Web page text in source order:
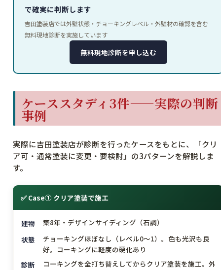
で確実に判断します
吉田塗装店では外壁状態・チョーキングレベル・外壁材の確認を含む
無料現地診断を実施しています
無料現地診断を申し込む
ケーススタディ3件——実際の判断
事例
実際に吉田塗装店が診断を行ったケースをもとに、「クリ
ア可・通常塗装に変更・要検討」の3パターンを解説しま
す。
✅ Case① クリア塗装で施工
建物
築8年・デザインサイディング（石調）
状態
チョーキングほぼなし（レベル0〜1）。色も光沢も良
好。コーキングに軽度の硬化あり
診断
コーキングを全打ち替えしてからクリア塗装を施工。外